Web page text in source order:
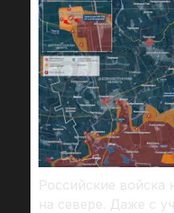
Российские войска
на севере. Даже с